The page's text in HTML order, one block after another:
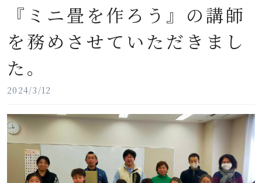
『ミニ畳を作ろう』の講師
を務めさせていただきまし
た。
2024/3/12